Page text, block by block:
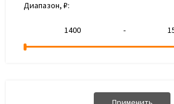
Диапазон, ₽:
-